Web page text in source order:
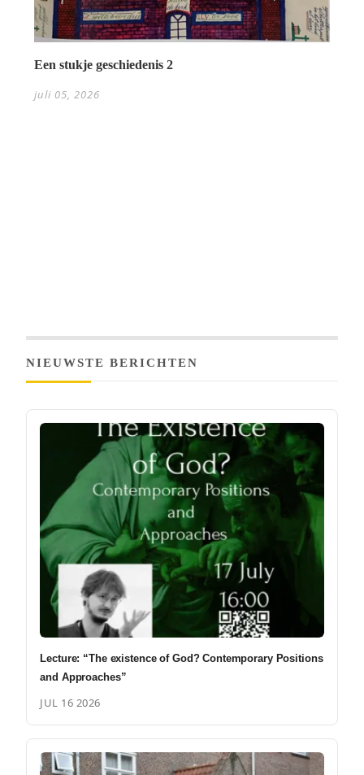
Een stukje geschiedenis 2
juli 05, 2026
NIEUWSTE BERICHTEN
Lecture: “The existence of God? Contemporary Positions
and Approaches”
JUL 16 2026